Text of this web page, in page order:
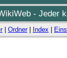
- Jeder
| Ordner| Index